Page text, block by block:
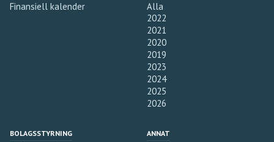
Finansiell kalender
Alla
2022
2021
2020
2019
2023
2024
2025
2026
BOLAGSSTYRNING ANNAT